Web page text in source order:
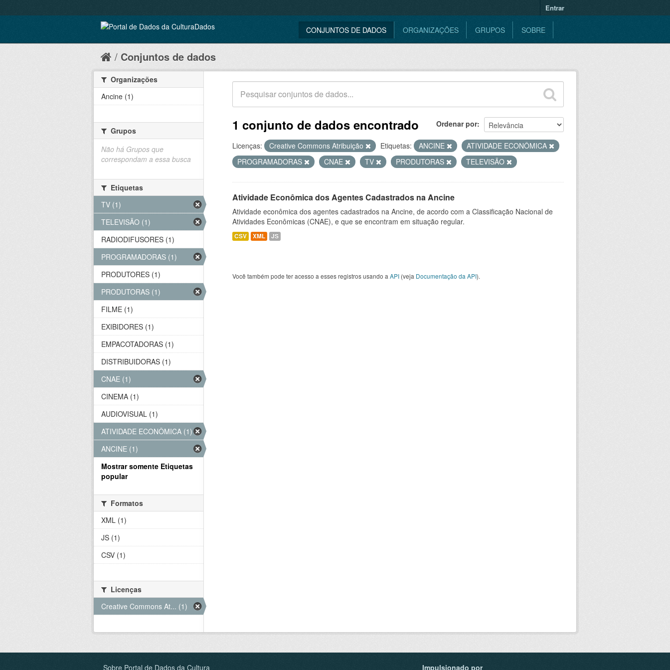
Entrar
CONJUNTOS DE DADOS ORGANIZAÇÕES GRUPOS SOBRE
Conjuntos de dados
Ordenar por
1 conjunto de dados encontrado
Licenças: Creative Commons Atribuição Etiquetas: ANCINE
ATIVIDADE ECONÔMICA
PROGRAMADORAS
CNAE TV PRODUTORAS TELEVISÃO
Atividade Econômica dos Agentes Cadastrados na Ancine
Atividade econômica dos agentes cadastrados na Ancine, de acordo com a Classificação Nacional de
Atividades Econômicas (CNAE), e que se encontram em situação regular.
CSV XML JS
Você também pode ter acesso a esses registros usando a API (veja Documentação da API).
Organizações
Ancine (1)
Grupos
Não há Grupos que
correspondam a essa busca
Etiquetas
TV (1)
TELEVISÃO (1)
RADIODIFUSORES (1)
PROGRAMADORAS (1)
PRODUTORES (1)
PRODUTORAS (1)
FILME (1)
EXIBIDORES (1)
EMPACOTADORAS (1)
DISTRIBUIDORAS (1)
CNAE (1)
CINEMA (1)
AUDIOVISUAL (1)
ATIVIDADE ECONÔMICA (1)
ANCINE (1)
Mostrar somente Etiquetas
popular
Formatos
XML (1)
JS (1)
CSV (1)
Licenças
Creative Commons At... (1)
Sobre Portal de Dados da Cultura Impulsionado por